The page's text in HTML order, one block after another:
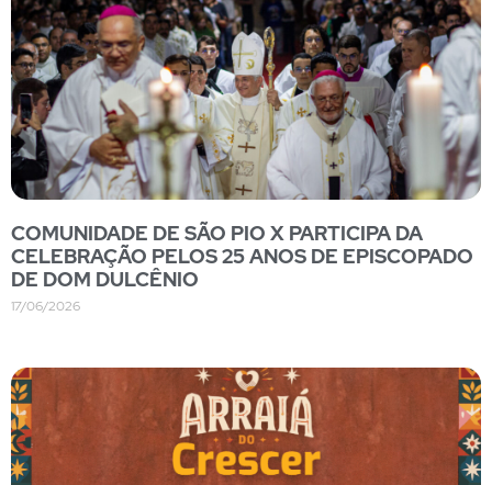
COMUNIDADE DE SÃO PIO X PARTICIPA DA
CELEBRAÇÃO PELOS 25 ANOS DE EPISCOPADO
DE DOM DULCÊNIO
17/06/2026